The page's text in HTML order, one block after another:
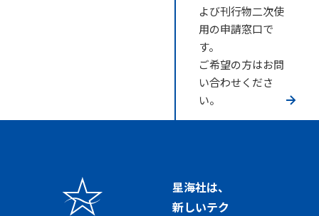
よび刊行物二次使
用の申請窓口で
す。
ご希望の方はお問
い合わせくださ
い。
星海社は、
新しいテク